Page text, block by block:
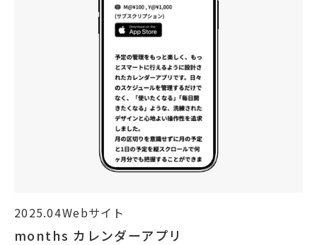
2025.04Webサイト
months カレンダーアプリ